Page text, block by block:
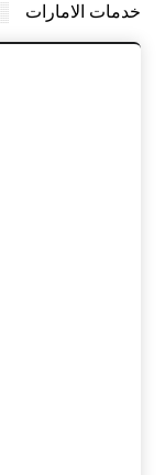
خدمات الامارات